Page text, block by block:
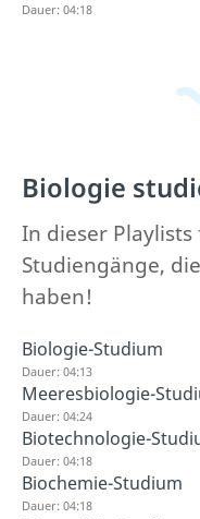
Dauer: 04:18
Biologie
In dieser
Studiengänge,
haben!
Biologie-Studium
Dauer: 04:13
Meeresbiologie-
Dauer: 04:24
Biotechnologie-
Dauer: 04:18
Biochemie-Studium
Dauer: 04:18